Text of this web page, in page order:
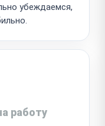
убеждаемся,
работу